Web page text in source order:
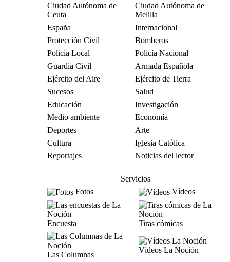
Ciudad Autónoma de
Ceuta
Ciudad Autónoma de
Melilla
España
Internacional
Protección Civil
Bomberos
Policía Local
Policía Nacional
Guardia Civil
Armada Española
Ejército del Aire
Ejército de Tierra
Sucesos
Salud
Educación
Investigación
Medio ambiente
Economía
Deportes
Arte
Cultura
Iglesia Católica
Reportajes
Noticias del lector
Servicios
Fotos
Vídeos
Encuesta Tiras cómicas
Las Columnas
Vídeos La Noción